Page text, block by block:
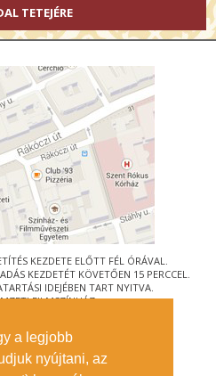
a legjobb
nyújtani, az
TETEJÉRE
KEZDETE ELŐTT FÉL ÓRÁVAL.
KEZDETÉT KÖVETŐEN 15 PERCCEL.
IDEJÉBEN TART NYITVA.
FILMSZÍNHÁZ
RÁKÓCZI ÚT 21.